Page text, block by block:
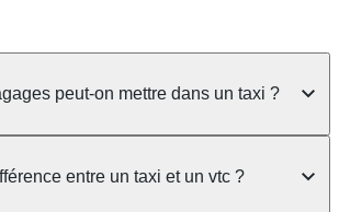
peut-on mettre dans un taxi ?
en général jusqu'à 3 bagages
entre un taxi et un vtc ?